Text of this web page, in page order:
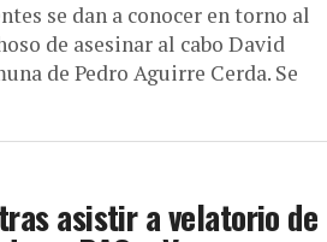
se dan a conocer en torno al
de asesinar al cabo David
de Pedro Aguirre Cerda. Se
asistir a velatorio de